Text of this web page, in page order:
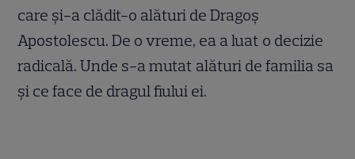
care și-a clădit-o alături de Dragoș
Apostolescu. De o vreme, ea a luat o decizie
radicală. Unde s-a mutat alături de familia sa
și ce face de dragul fiului ei.